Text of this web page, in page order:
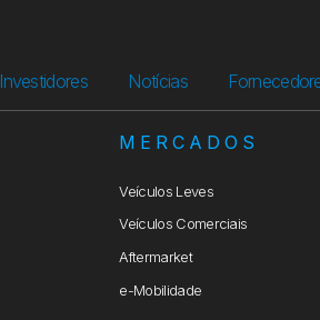
Investidores Notícias
MERCADOS
Veículos Leves
Veículos Comerciais
Aftermarket
e-Mobilidade